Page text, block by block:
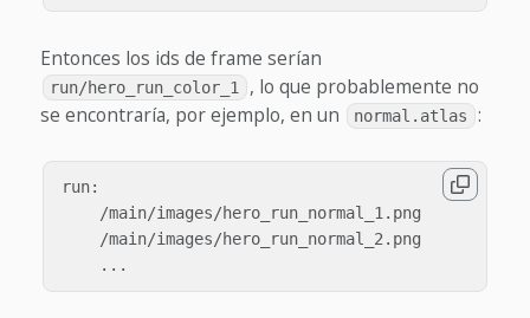
Entonces los ids de frame serían
run/hero_run_color_1
, lo que probablemente no
se encontraría, por ejemplo, en un
normal.atlas :
run:
    /main/images/hero_run_normal_1.png
    /main/images/hero_run_normal_2.png